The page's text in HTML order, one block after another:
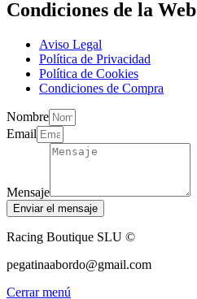
Condiciones de la Web
Aviso Legal
Política de Privacidad
Política de Cookies
Condiciones de Compra
Nombre
Email
Mensaje
Enviar el mensaje
Racing Boutique SLU ©
pegatinaabordo@gmail.com
Cerrar menú